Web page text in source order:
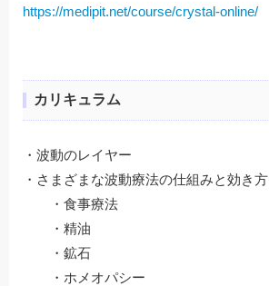
https://medipit.net/course/crystal-online/
カリキュラム
・波動のレイヤー
・さまざまな波動療法の仕組みと効き方
・食事療法
・精油
・鉱石
・ホメオパシー